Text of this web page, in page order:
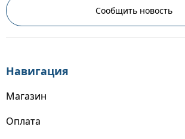
Сообщить новость
Навигация
Магазин
Оплата